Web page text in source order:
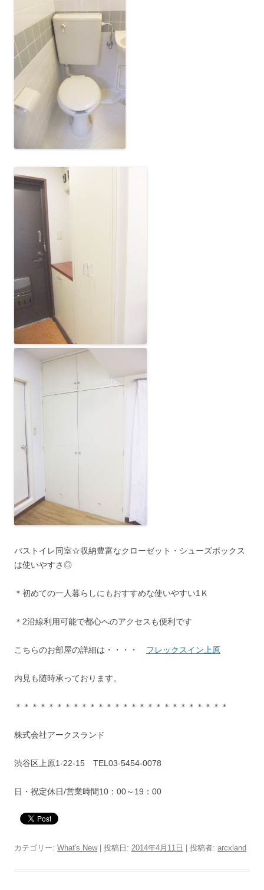
バストイレ同室☆収納豊富なクローゼット・シューズボックス
は使いやすさ◎
＊初めての一人暮らしにもおすすめな使いやすい1Ｋ
＊2沿線利用可能で都心へのアクセスも便利です
こちらのお部屋の詳細は・・・・ フレックスイン上原
内見も随時承っております。
＊＊＊＊＊＊＊＊＊＊＊＊＊＊＊＊＊＊＊＊＊＊＊＊＊＊
株式会社アークスランド
渋谷区上原1-22-15 TEL03-5454-0078
日・祝定休日/営業時間10：00～19：00
カテゴリー: What's New| 投稿日: 2014年4月11日 投稿者: arcxland